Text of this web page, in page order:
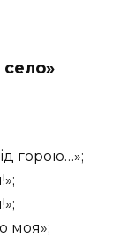
село»
горою…»;
моя»;